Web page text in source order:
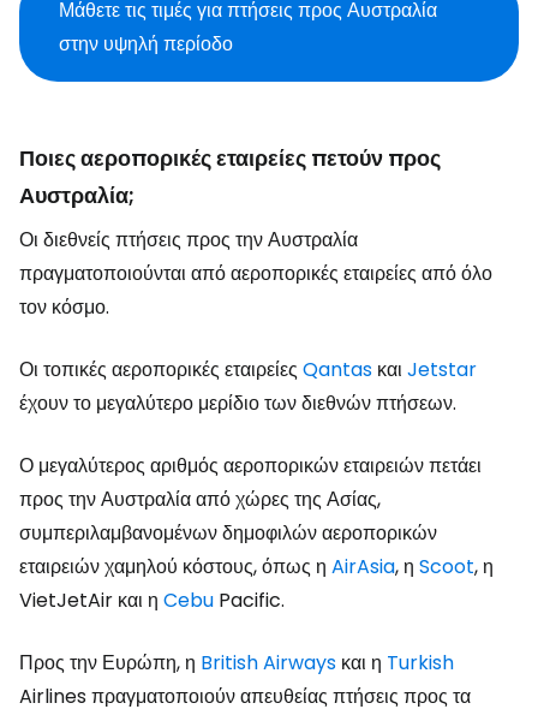
Μάθετε τις τιμές για πτήσεις προς Αυστραλία
στην υψηλή περίοδο
Ποιες αεροπορικές εταιρείες πετούν προς
Αυστραλία;
Οι διεθνείς πτήσεις προς την Αυστραλία
πραγματοποιούνται από αεροπορικές εταιρείες από όλο
τον κόσμο.
Οι τοπικές αεροπορικές εταιρείες Qantas και Jetstar
έχουν το μεγαλύτερο μερίδιο των διεθνών πτήσεων.
Ο μεγαλύτερος αριθμός αεροπορικών εταιρειών πετάει
προς την Αυστραλία από χώρες της Ασίας,
συμπεριλαμβανομένων δημοφιλών αεροπορικών
εταιρειών χαμηλού κόστους, όπως η AirAsia, η Scoot, η
VietJetAir και η Cebu Pacific.
Προς την Ευρώπη, η British Airways και η Turkish
Airlines πραγματοποιούν απευθείας πτήσεις προς τα